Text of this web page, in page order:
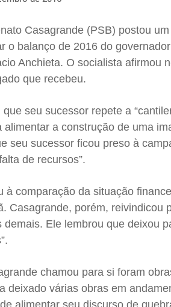
Casagrande (PSB) postou
o balanço de 2016 do
Anchieta. O socialista afirmou
que recebeu.
seu sucessor repete a
alimentar a construção de uma
seu sucessor ficou preso à
de recursos”.
à comparação da situação
Casagrande, porém, reivindicou
demais. Ele lembrou que deixou
chamou para si foram
deixado várias obras em